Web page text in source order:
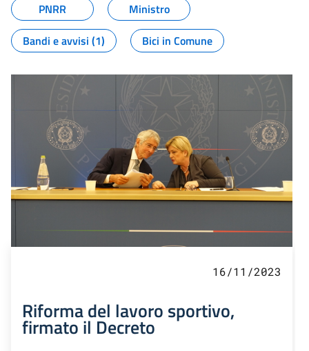
PNRR
Ministro
Bandi e avvisi (1)
Bici in Comune
16/11/2023
Riforma del lavoro sportivo,
firmato il Decreto